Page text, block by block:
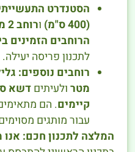
הסטנדרט
(400 ס"מ)
ורוחב 2 מטרים (200 ס"מ)
הרוחבים הזמינים
לתכנון פריסה יעילה.
רוחבים נוספים:
מטר ולעיתיםדשא
קיימים. הם
עבור מותגים
המלצה לתכנון חכם: אנו